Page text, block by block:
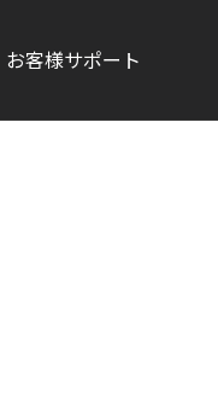
お客様サポート